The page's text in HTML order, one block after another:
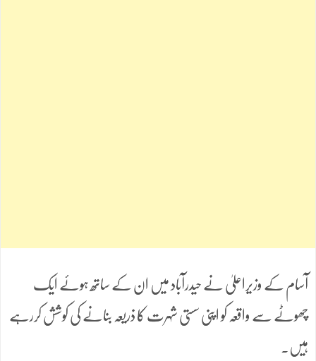
آسام کے وزیراعلیٰ نے حیدرآباد میں ان کے ساتھ ہوئے ایک
چھوٹے سے واقعہ کو اپنی سستی شہرت کا ذریعہ بنانے کی کوشش کررہے
ہیں۔